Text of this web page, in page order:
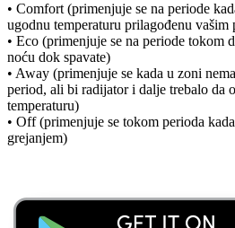
• Comfort (primenjuje se na periode
ugodnu temperaturu prilagođenu vašim
• Eco (primenjuje se na periode tokom
noću dok spavate)
• Away (primenjuje se kada u zoni
period, ali bi radijator i dalje trebalo da
temperaturu)
• Off (primenjuje se tokom perioda
grejanjem)